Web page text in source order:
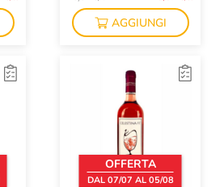
AGGIUNGI
OFFERTA
DAL 07/07 AL 05/08